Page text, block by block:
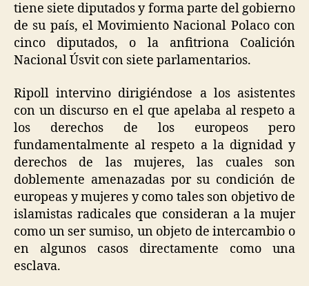
tiene siete diputados y forma parte del gobierno
de su país, el Movimiento Nacional Polaco con
cinco diputados, o la anfitriona Coalición
Nacional Úsvit con siete parlamentarios.
Ripoll intervino dirigiéndose a los asistentes
con un discurso en el que apelaba al respeto a
los derechos de los europeos pero
fundamentalmente al respeto a la dignidad y
derechos de las mujeres, las cuales son
doblemente amenazadas por su condición de
europeas y mujeres y como tales son objetivo de
islamistas radicales que consideran a la mujer
como un ser sumiso, un objeto de intercambio o
en algunos casos directamente como una
esclava.